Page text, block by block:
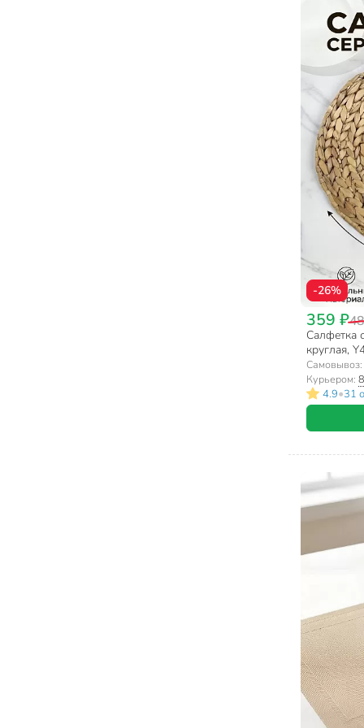
-26%
359 ₽
Салфетка
круглая,
Самовывоз:
Курьером:
4.9•31